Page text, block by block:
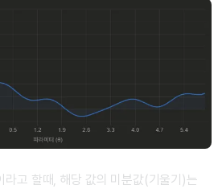
고 할때, 해당 값의 미분값(기울기)는